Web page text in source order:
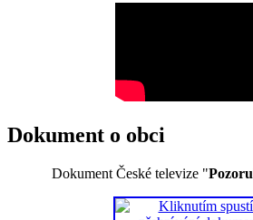
Dokument o obci
Dokument České televize "